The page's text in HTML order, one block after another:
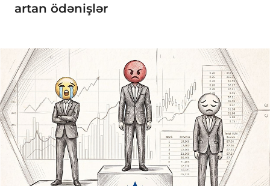
artan ödənişlər